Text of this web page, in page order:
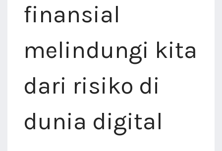
finansial
melindungi kita
dari risiko di
dunia digital